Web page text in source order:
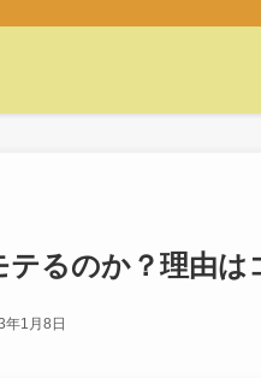
るのか？理由は
年1月8日